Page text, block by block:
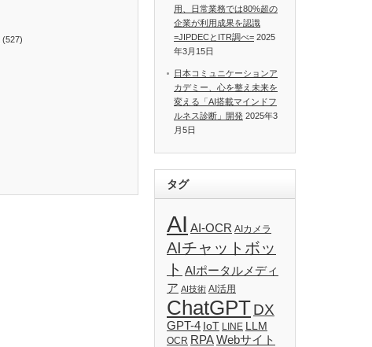
(527)
用、日常業務では80%超の
企業が利用成果を認識
=JIPDECとITR調べ= 2025
年3月15日
日本コミュニケーションア
カデミー、心を整え未来を
変える「AI搭載マインドフ
ルネス診断」開発 2025年3
月5日
タグ
AI AI-OCR AIカメラ
AIチャットボッ
ト AIポータルメディ
ア AI技術 AI活用
ChatGPTDX
GPT-4 IoT LINE LLM
OCR RPAWebサイト